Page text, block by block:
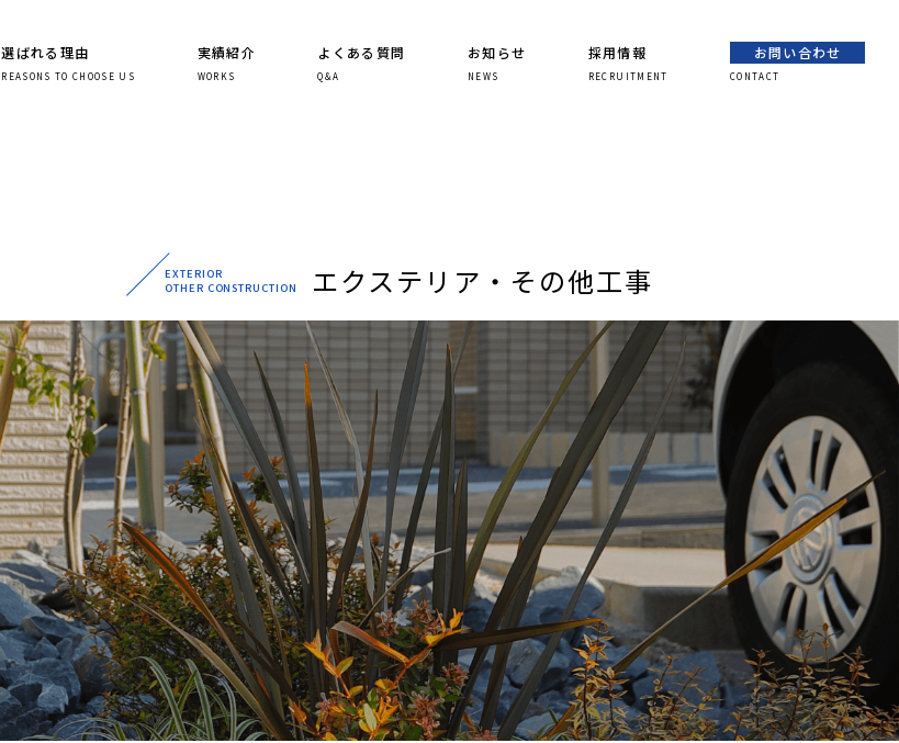
選ばれる理由
REASONS TO CHOOSE US
実績紹介
WORKS
よくある質問
Q&A
お知らせ
NEWS
採用情報
RECRUITMENT
お問い合わせ
CONTACT
EXTERIOR
OTHER CONSTRUCTION
エクステリア・その他工事